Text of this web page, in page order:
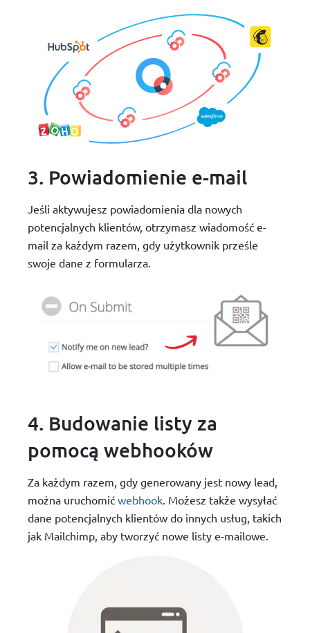
3. Powiadomienie e-mail
Jeśli aktywujesz powiadomienia dla nowych
potencjalnych klientów, otrzymasz wiadomość e-
mail za każdym razem, gdy użytkownik prześle
swoje dane z formularza.
4. Budowanie listy za
pomocą webhooków
Za każdym razem, gdy generowany jest nowy lead,
można uruchomić webhook. Możesz także wysyłać
dane potencjalnych klientów do innych usług, takich
jak Mailchimp, aby tworzyć nowe listy e-mailowe.